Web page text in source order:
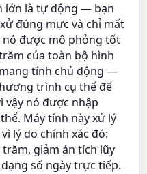
lớn là tự động — bạn
đúng mực và chỉ mất
nó được mô phỏng tốt
của toàn bộ hình
mang tính chủ động —
trình cụ thể để
vậy nó được nhập
Máy tính này xử lý
lý do chính xác đó:
giảm án tích lũy
số ngày trực tiếp.